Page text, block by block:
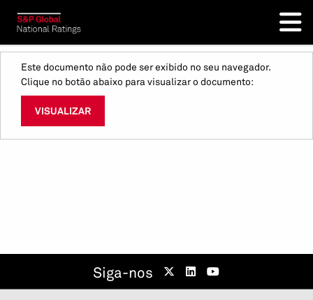
Este documento não pode ser exibido no seu navegador.
Clique no botão abaixo para visualizar o documento:
VISUALIZAR
Siga-nos